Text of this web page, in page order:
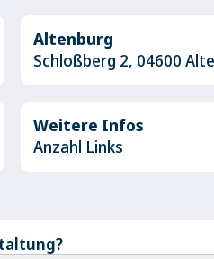
Altenburg
Schloßberg 2, 04600
Weitere Infos
Anzahl Links